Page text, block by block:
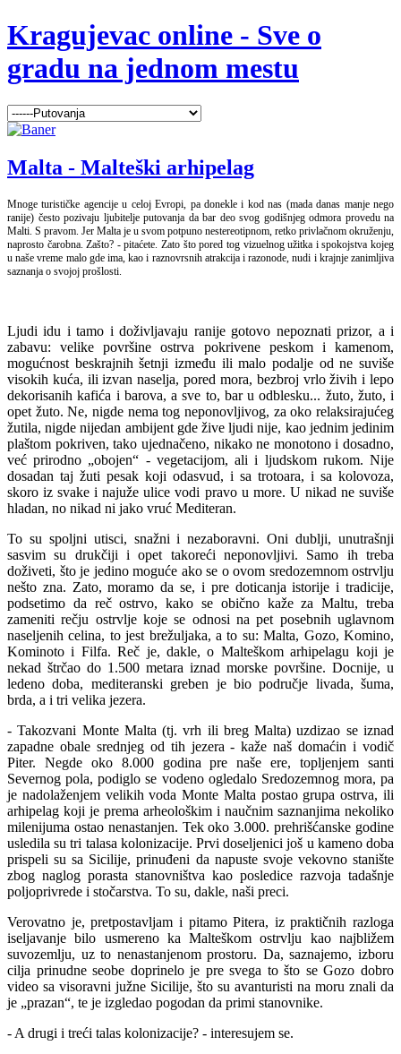
Kragujevac online - Sve o
gradu na jednom mestu
Malta - Malteški arhipelag
Mnoge turističke agencije u celoj Evropi, pa donekle i kod nas (mada danas manje nego
ranije) često pozivaju ljubitelje putovanja da bar deo svog godišnjeg odmora provedu na
Malti. S pravom. Jer Malta je u svom potpuno nestereotipnom, retko privlačnom okruženju,
naprosto čarobna. Zašto? - pitaćete. Zato što pored tog vizuelnog užitka i spokojstva kojeg
u naše vreme malo gde ima, kao i raznovrsnih atrakcija i razonode, nudi i krajnje zanimljiva
saznanja o svojoj prošlosti.
Ljudi idu i tamo i doživljavaju ranije gotovo nepoznati prizor, a i
zabavu: velike površine ostrva pokrivene peskom i kamenom,
mogućnost beskrajnih šetnji između ili malo podalje od ne suviše
visokih kuća, ili izvan naselja, pored mora, bezbroj vrlo živih i lepo
dekorisanih kafića i barova, a sve to, bar u odblesku... žuto, žuto, i
opet žuto. Ne, nigde nema tog neponovljivog, za oko relaksirajućeg
žutila, nigde nijedan ambijent gde žive ljudi nije, kao jednim jedinim
plaštom pokriven, tako ujednačeno, nikako ne monotono i dosadno,
već prirodno „obojen“ - vegetacijom, ali i ljudskom rukom. Nije
dosadan taj žuti pesak koji odasvud, i sa trotoara, i sa kolovoza,
skoro iz svake i najuže ulice vodi pravo u more. U nikad ne suviše
hladan, no nikad ni jako vruć Mediteran.
To su spoljni utisci, snažni i nezaboravni. Oni dublji, unutrašnji
sasvim su drukčiji i opet takoreći neponovljivi. Samo ih treba
doživeti, što je jedino moguće ako se o ovom sredozemnom ostrvlju
nešto zna. Zato, moramo da se, i pre doticanja istorije i tradicije,
podsetimo da reč ostrvo, kako se obično kaže za Maltu, treba
zameniti rečju ostrvlje koje se odnosi na pet posebnih uglavnom
naseljenih celina, to jest brežuljaka, a to su: Malta, Gozo, Komino,
Kominoto i Filfa. Reč je, dakle, o Malteškom arhipelagu koji je
nekad štrčao do 1.500 metara iznad morske površine. Docnije, u
ledeno doba, mediteranski greben je bio područje livada, šuma,
brda, a i tri velika jezera.
- Takozvani Monte Malta (tj. vrh ili breg Malta) uzdizao se iznad
zapadne obale srednjeg od tih jezera - kaže naš domaćin i vodič
Piter. Negde oko 8.000 godina pre naše ere, topljenjem santi
Severnog pola, podiglo se vodeno ogledalo Sredozemnog mora, pa
je nadolaženjem velikih voda Monte Malta postao grupa ostrva, ili
arhipelag koji je prema arheološkim i naučnim saznanjima nekoliko
milenijuma ostao nenastanjen. Tek oko 3.000. prehrišćanske godine
usledila su tri talasa kolonizacije. Prvi doseljenici još u kameno doba
prispeli su sa Sicilije, prinuđeni da napuste svoje vekovno stanište
zbog naglog porasta stanovništva kao posledice razvoja tadašnje
poljoprivrede i stočarstva. To su, dakle, naši preci.
Verovatno je, pretpostavljam i pitamo Pitera, iz praktičnih razloga
iseljavanje bilo usmereno ka Malteškom ostrvlju kao najbližem
suvozemlju, uz to nenastanjenom prostoru. Da, saznajemo, izboru
cilja prinudne seobe doprinelo je pre svega to što se Gozo dobro
video sa visoravni južne Sicilije, što su avanturisti na moru znali da
je „prazan“, te je izgledao pogodan da primi stanovnike.
- A drugi i treći talas kolonizacije? - interesujem se.